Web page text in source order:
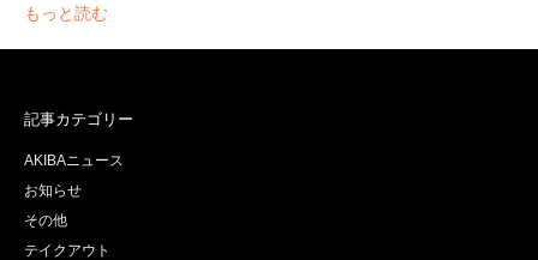
もっと読む
記事カテゴリー
AKIBAニュース
お知らせ
その他
テイクアウト